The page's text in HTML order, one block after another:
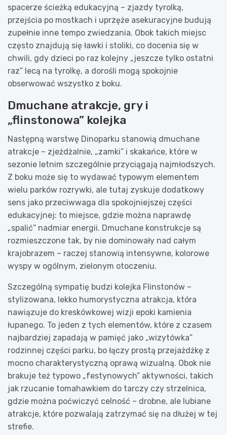
spacerze ścieżką edukacyjną – zjazdy tyrolką,
przejścia po mostkach i uprzęże asekuracyjne budują
zupełnie inne tempo zwiedzania. Obok takich miejsc
często znajdują się ławki i stoliki, co docenia się w
chwili, gdy dzieci po raz kolejny „jeszcze tylko ostatni
raz” lecą na tyrolkę, a dorośli mogą spokojnie
obserwować wszystko z boku.
Dmuchane atrakcje, gry i
„flinstonowa” kolejka
Następną warstwę Dinoparku stanowią dmuchane
atrakcje – zjeżdżalnie, „zamki” i skakańce, które w
sezonie letnim szczególnie przyciągają najmłodszych.
Z boku może się to wydawać typowym elementem
wielu parków rozrywki, ale tutaj zyskuje dodatkowy
sens jako przeciwwaga dla spokojniejszej części
edukacyjnej: to miejsce, gdzie można naprawdę
„spalić” nadmiar energii. Dmuchane konstrukcje są
rozmieszczone tak, by nie dominowały nad całym
krajobrazem – raczej stanowią intensywne, kolorowe
wyspy w ogólnym, zielonym otoczeniu.
Szczególną sympatię budzi kolejka Flinstonów –
stylizowana, lekko humorystyczna atrakcja, która
nawiązuje do kreskówkowej wizji epoki kamienia
łupanego. To jeden z tych elementów, które z czasem
najbardziej zapadają w pamięć jako „wizytówka”
rodzinnej części parku, bo łączy prostą przejażdżkę z
mocno charakterystyczną oprawą wizualną. Obok nie
brakuje też typowo „festynowych” aktywności, takich
jak rzucanie tomahawkiem do tarczy czy strzelnica,
gdzie można poćwiczyć celność – drobne, ale lubiane
atrakcje, które pozwalają zatrzymać się na dłużej w tej
strefie.